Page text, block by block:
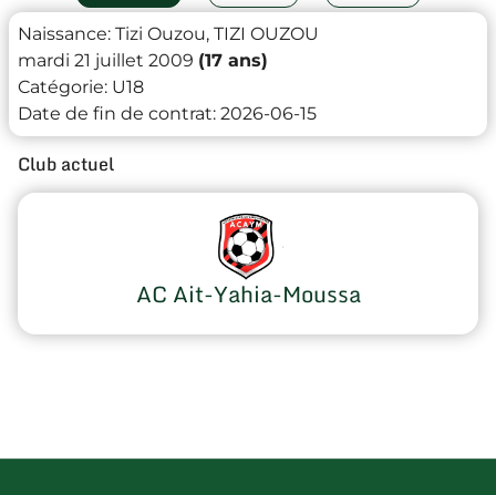
Naissance: Tizi Ouzou, TIZI OUZOU
mardi 21 juillet 2009 (17 ans)
Catégorie: U18
Date de fin de contrat: 2026-06-15
Club actuel
AC Ait-Yahia-Moussa